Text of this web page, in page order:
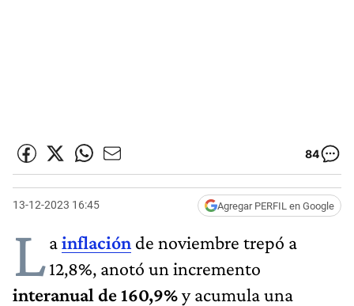
84
13-12-2023 16:45 Agregar PERFIL en Google
Lainflación de noviembre trepó a
12,8%, anotó un incremento
interanual de 160,9%y acumula una